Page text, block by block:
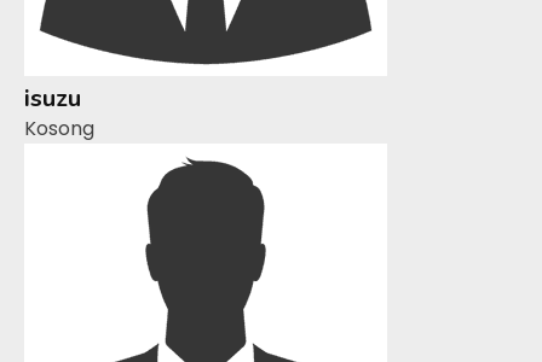
isuzu
Kosong